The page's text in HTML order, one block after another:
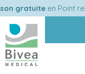
gratuiteen Point